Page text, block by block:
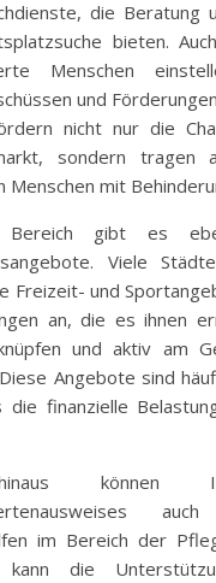
die Beratung
bieten.
Menschen
und
nicht nur die
sondern tragen
Menschen mit
gibt es
Viele
Freizeit- und
an, die es ihnen
und aktiv am
Angebote sind
die finanzielle
können
im Bereich der
kann die